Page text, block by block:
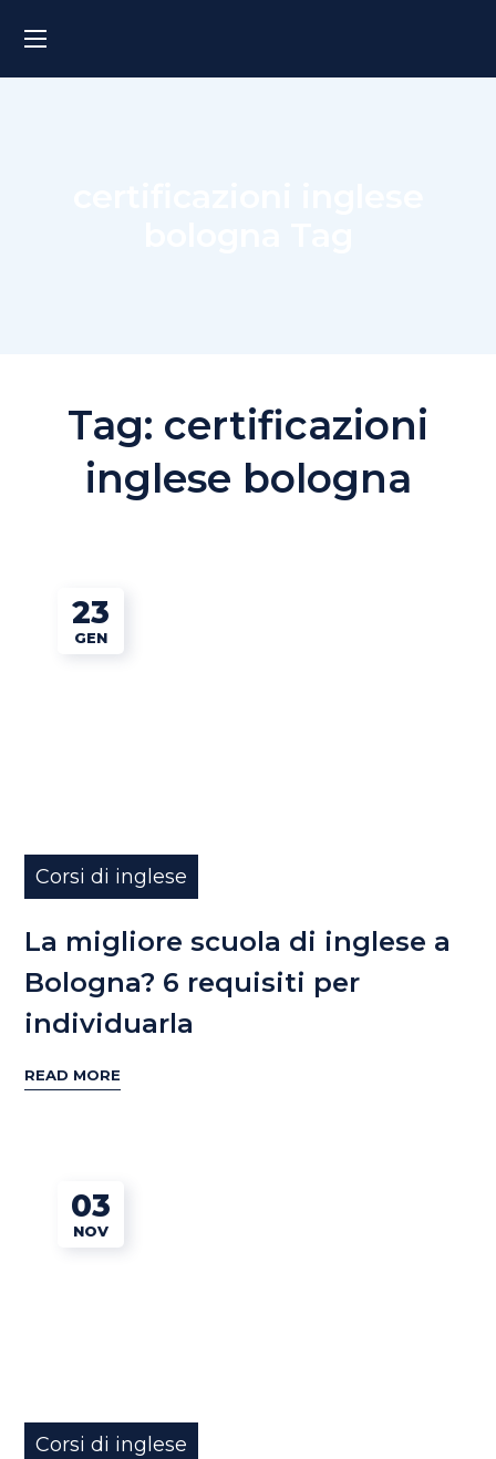
Tag: certificazioni
inglese bologna
23
GEN
Corsi di inglese
La migliore scuola di inglese a
Bologna? 6 requisiti per
individuarla
READ MORE
03
NOV
Corsi di inglese